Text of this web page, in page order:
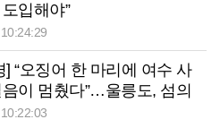
입해야”
] “오징어 한 마리에 여수 사
이 멈췄다”…울릉도, 섬의
’